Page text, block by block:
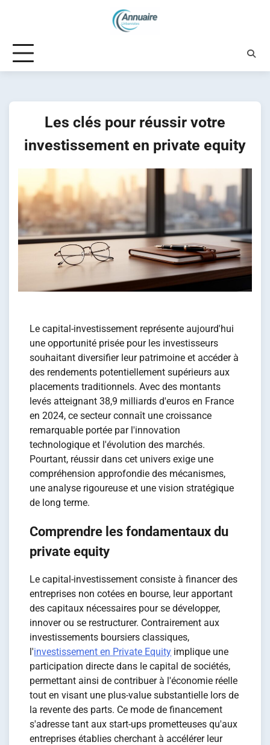
Les clés pour réussir votre
investissement en private equity
Le capital-investissement représente aujourd'hui
une opportunité prisée pour les investisseurs
souhaitant diversifier leur patrimoine et accéder à
des rendements potentiellement supérieurs aux
placements traditionnels. Avec des montants
levés atteignant 38,9 milliards d'euros en France
en 2024, ce secteur connaît une croissance
remarquable portée par l'innovation
technologique et l'évolution des marchés.
Pourtant, réussir dans cet univers exige une
compréhension approfondie des mécanismes,
une analyse rigoureuse et une vision stratégique
de long terme.
Comprendre les fondamentaux du
private equity
Le capital-investissement consiste à financer des
entreprises non cotées en bourse, leur apportant
des capitaux nécessaires pour se développer,
innover ou se restructurer. Contrairement aux
investissements boursiers classiques,
l'investissement en Private Equity implique une
participation directe dans le capital de sociétés,
permettant ainsi de contribuer à l'économie réelle
tout en visant une plus-value substantielle lors de
la revente des parts. Ce mode de financement
s'adresse tant aux start-ups prometteuses qu'aux
entreprises établies cherchant à accélérer leur